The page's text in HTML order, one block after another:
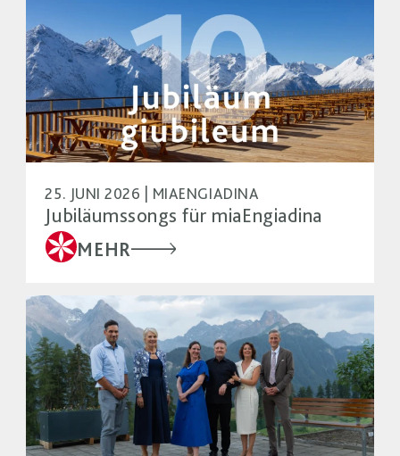
25. JUNI 2026 | MIAENGIADINA
Jubiläumssongs für miaEngiadina
MEHR